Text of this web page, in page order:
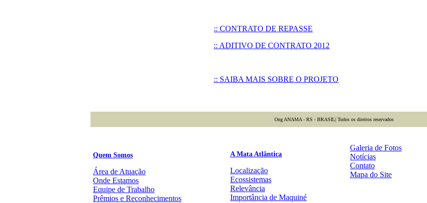
:: CONTRATO DE REPASSE
:: ADITIVO DE CONTRATO 2012
:: SAIBA MAIS SOBRE O PROJETO
Ong ANAMA - RS - BRASIL| Todos os direitos reservados
Quem Somos
Área de Atuação
Onde Estamos
Equipe de Trabalho
Prêmios e Reconhecimentos
A Mata Atlântica
Localização
Ecossistemas
Relevância
Importância de Maquiné
Galeria de Fotos
Notícias
Contato
Mapa do Site